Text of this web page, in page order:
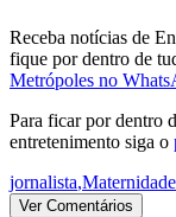
Receba notícias de
fique por dentro de
Metrópoles no
Para ficar por dentro
entretenimento siga o
jornalista,Maternidade
Ver Comentários